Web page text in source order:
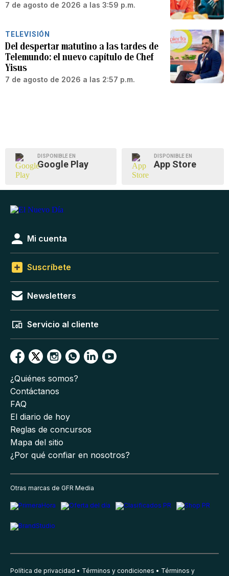
7 de agosto de 2026 a las 3:59 p.m.
TELEVISIÓN
Del despertar matutino a las tardes de
Telemundo: el nuevo capítulo de Chef
Yisus
7 de agosto de 2026 a las 2:57 p.m.
DISPONIBLE EN
Google Play
DISPONIBLE EN
App Store
Mi cuenta
Suscríbete
Newsletters
Servicio al cliente
¿Quiénes somos?
Contáctanos
FAQ
El diario de hoy
Reglas de concursos
Mapa del sitio
¿Por qué confiar en nosotros?
Otras marcas de GFR Media
Política de privacidad Términos y condiciones Términos y